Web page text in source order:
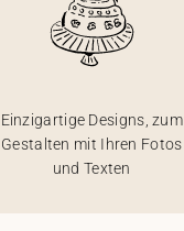
Einzigartige Designs, zum
Gestalten mit Ihren Fotos
und Texten